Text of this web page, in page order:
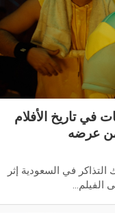
في تاريخ الأفلام
من عرضه
في السعودية إثر
الفيلم…